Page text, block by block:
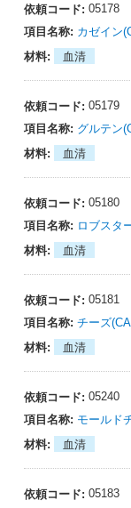
05178
カゼイン
血清
05179
グルテン
血清
05180
ロブスタ
血清
05181
チーズ
血清
05240
モールド
血清
05183